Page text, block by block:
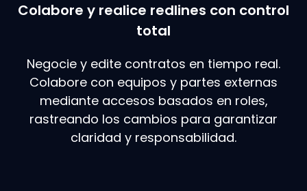
Colabore y realice redlines con control
total
Negocie y edite contratos en tiempo real.
Colabore con equipos y partes externas
mediante accesos basados en roles,
rastreando los cambios para garantizar
claridad y responsabilidad.